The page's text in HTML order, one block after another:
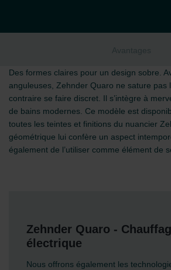
Avantages
Des formes claires pour un design sobre.
anguleuses, Zehnder Quaro ne sature pas
contraire se faire discret. Il s’intègre à
de bains modernes. Ce modèle est
toutes les teintes et finitions du nuancier
géométrique lui confère un aspect
également de l’utiliser comme élément de
Zehnder Quaro -
électrique
Nous offrons également les